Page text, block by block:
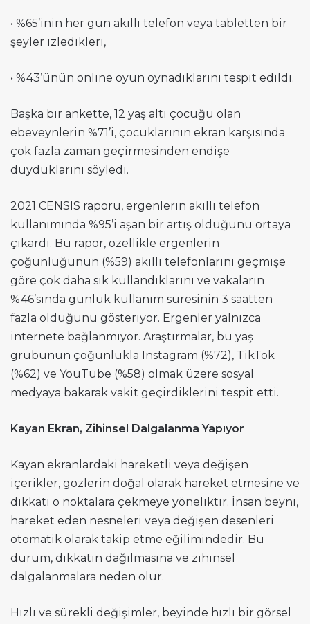
• %65’inin her gün akıllı telefon veya tabletten bir
şeyler izledikleri,
• %43’ünün online oyun oynadıklarını tespit edildi.
Başka bir ankette, 12 yaş altı çocuğu olan
ebeveynlerin %71’i, çocuklarının ekran karşısında
çok fazla zaman geçirmesinden endişe
duyduklarını söyledi.
2021 CENSIS raporu, ergenlerin akıllı telefon
kullanımında %95’i aşan bir artış olduğunu ortaya
çıkardı. Bu rapor, özellikle ergenlerin
çoğunluğunun (%59) akıllı telefonlarını geçmişe
göre çok daha sık kullandıklarını ve vakaların
%46’sında günlük kullanım süresinin 3 saatten
fazla olduğunu gösteriyor. Ergenler yalnızca
internete bağlanmıyor. Araştırmalar, bu yaş
grubunun çoğunlukla Instagram (%72), TikTok
(%62) ve YouTube (%58) olmak üzere sosyal
medyaya bakarak vakit geçirdiklerini tespit etti.
Kayan Ekran, Zihinsel Dalgalanma Yapıyor
Kayan ekranlardaki hareketli veya değişen
içerikler, gözlerin doğal olarak hareket etmesine ve
dikkati o noktalara çekmeye yöneliktir. İnsan beyni,
hareket eden nesneleri veya değişen desenleri
otomatik olarak takip etme eğilimindedir. Bu
durum, dikkatin dağılmasına ve zihinsel
dalgalanmalara neden olur.
Hızlı ve sürekli değişimler, beyinde hızlı bir görsel